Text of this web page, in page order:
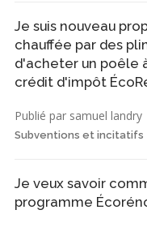
Je suis nouveau
chauffée par des
d'acheter un poêle
crédit d'impôt
Publié par samuel landry
Subventions et incitatifs
Je veux savoir
programme